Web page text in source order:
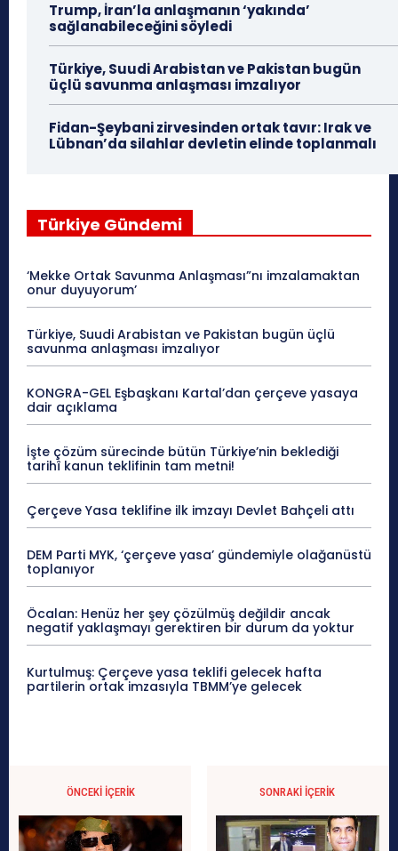
Trump, İran’la anlaşmanın ‘yakında’
sağlanabileceğini söyledi
Türkiye, Suudi Arabistan ve Pakistan bugün
üçlü savunma anlaşması imzalıyor
Fidan-Şeybani zirvesinden ortak tavır: Irak ve
Lübnan’da silahlar devletin elinde toplanmalı
Türkiye Gündemi
‘Mekke Ortak Savunma Anlaşması”nı imzalamaktan
onur duyuyorum’
Türkiye, Suudi Arabistan ve Pakistan bugün üçlü
savunma anlaşması imzalıyor
KONGRA-GEL Eşbaşkanı Kartal’dan çerçeve yasaya
dair açıklama
İşte çözüm sürecinde bütün Türkiye’nin beklediği
tarihî kanun teklifinin tam metni!
Çerçeve Yasa teklifine ilk imzayı Devlet Bahçeli attı
DEM Parti MYK, ‘çerçeve yasa’ gündemiyle olağanüstü
toplanıyor
Öcalan: Henüz her şey çözülmüş değildir ancak
negatif yaklaşmayı gerektiren bir durum da yoktur
Kurtulmuş: Çerçeve yasa teklifi gelecek hafta
partilerin ortak imzasıyla TBMM’ye gelecek
ÖNCEKI İÇERIK SONRAKI İÇERIK